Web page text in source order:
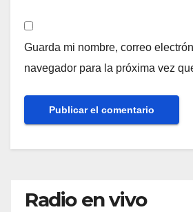
Guarda mi nombre, correo
navegador para la próxima vez
Radio en vivo